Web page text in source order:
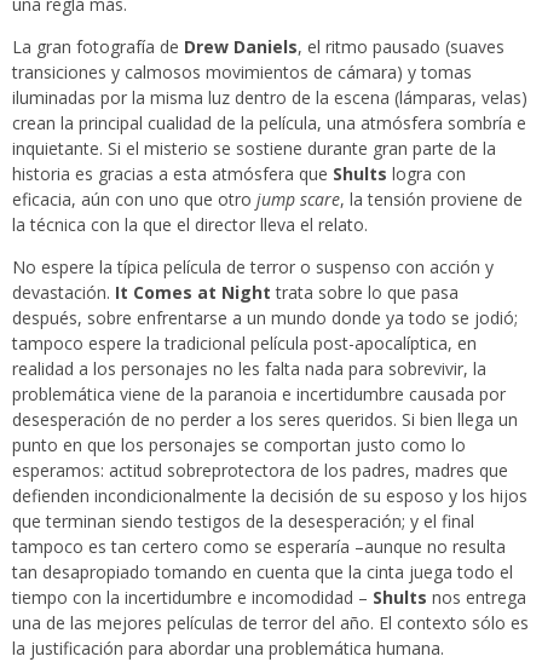
una regla más.
La gran fotografía de Drew Daniels, el ritmo pausado (suaves
transiciones y calmosos movimientos de cámara) y tomas
iluminadas por la misma luz dentro de la escena (lámparas, velas)
crean la principal cualidad de la película, una atmósfera sombría e
inquietante. Si el misterio se sostiene durante gran parte de la
historia es gracias a esta atmósfera que Shults logra con
eficacia, aún con uno que otro jump scare, la tensión proviene de
la técnica con la que el director lleva el relato.
No espere la típica película de terror o suspenso con acción y
devastación. It Comes at Night trata sobre lo que pasa
después, sobre enfrentarse a un mundo donde ya todo se jodió;
tampoco espere la tradicional película post-apocalíptica, en
realidad a los personajes no les falta nada para sobrevivir, la
problemática viene de la paranoia e incertidumbre causada por
desesperación de no perder a los seres queridos. Si bien llega un
punto en que los personajes se comportan justo como lo
esperamos: actitud sobreprotectora de los padres, madres que
defienden incondicionalmente la decisión de su esposo y los hijos
que terminan siendo testigos de la desesperación; y el final
tampoco es tan certero como se esperaría –aunque no resulta
tan desapropiado tomando en cuenta que la cinta juega todo el
tiempo con la incertidumbre e incomodidad – Shults nos entrega
una de las mejores películas de terror del año. El contexto sólo es
la justificación para abordar una problemática humana.